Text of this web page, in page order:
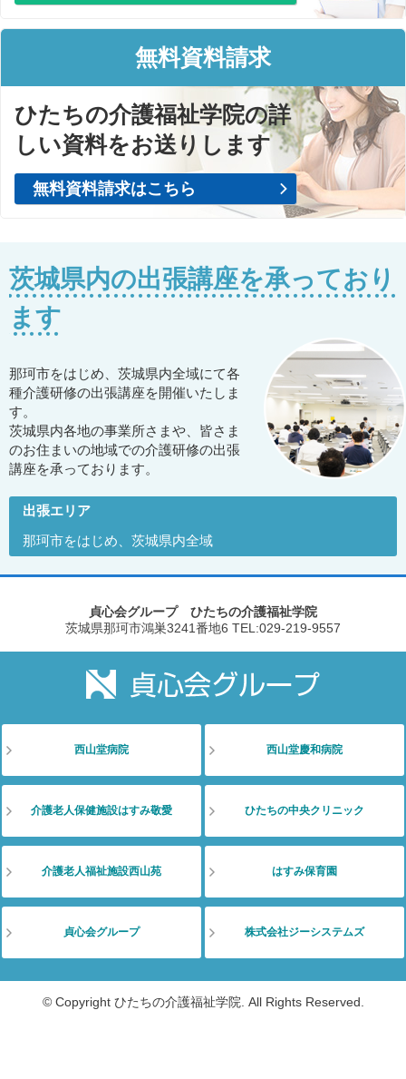
無料資料請求
ひたちの介護福祉学院の詳
しい資料をお送りします
無料資料請求はこちら
茨城県内の出張講座を承っており
ます
那珂市をはじめ、茨城県内全域にて各
種介護研修の出張講座を開催いたしま
す。
茨城県内各地の事業所さまや、皆さま
のお住まいの地域での介護研修の出張
講座を承っております。
出張エリア
那珂市をはじめ、茨城県内全域
貞心会グループ ひたちの介護福祉学院
茨城県那珂市鴻巣3241番地6 TEL:029-219-9557
西山堂病院 西山堂慶和病院
介護老人保健施設はすみ敬愛 ひたちの中央クリニック
介護老人福祉施設西山苑 はすみ保育園
貞心会グループ 株式会社ジーシステムズ
© Copyright ひたちの介護福祉学院. All Rights Reserved.